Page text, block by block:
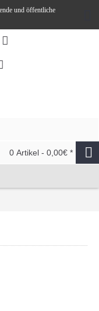
und öffentliche
0 Artikel - 0,00€ *